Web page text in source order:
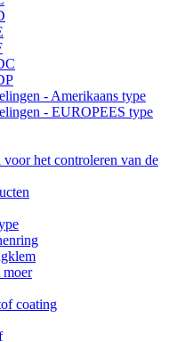
- Amerikaans type
- EUROPEES type
het controleren van de
moer
coating